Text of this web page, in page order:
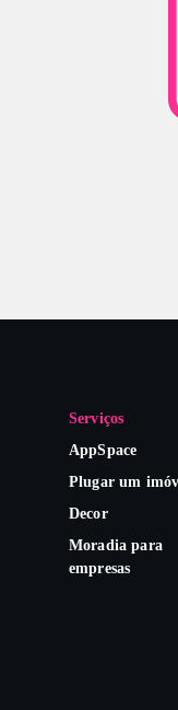
Serviços
AppSpace
Plugar um
Decor
Moradia para
empresas